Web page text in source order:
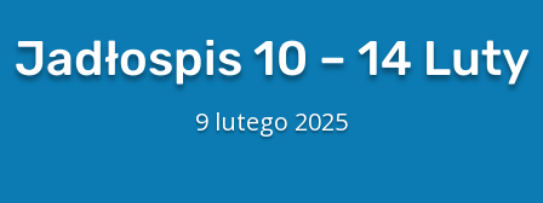
Jadłospis 10 – 14 Luty
9 lutego 2025